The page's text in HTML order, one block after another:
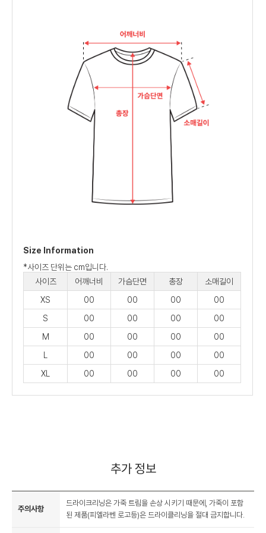
Size Information
*사이즈 단위는 cm입니다.
사이즈
어깨너비 가슴단면 총장
소매길이
XS
00 00 00
00
S
00 00 00
00
M
00 00 00
00
00 00 00
00
XL
00 00 00 00
추가 정보
주의사항
드라이크리닝은 가죽 트림을 손상 시키기 때문에, 가죽이 포함
된 제품(피엘라벤 로고등)은 드라이클리닝을 절대 금지합니다.